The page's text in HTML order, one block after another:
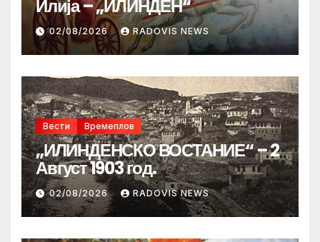
Илија – „ИЛИНДЕН“
02/08/2026 RADOVIS NEWS
Вести Времеплов
„ИЛИНДЕНСКО ВОСТАНИЕ“ – 2
Август 1903 год.
02/08/2026 RADOVIS NEWS